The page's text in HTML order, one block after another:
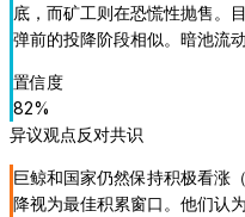
底，而矿工则在恐慌性抛售。
弹前的投降阶段相似。暗池流
置信度
82%
异议观点反对共识
巨鲸和国家仍然保持积极看涨
降视为最佳积累窗口。他们认